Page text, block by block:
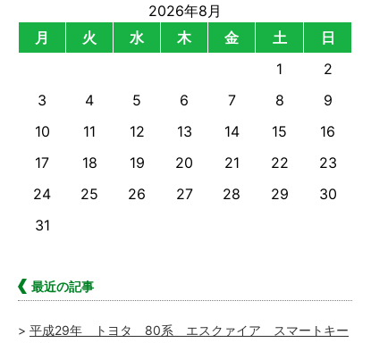
2026年8月
月
火 水 木 金 土
日
1
2
3
4 5 6 7 8
9
10
11 12 13 14 15
16
17
18 19 20 21 22
23
24
25 26 27 28 29
30
31
最近の記事
平成29年 トヨタ 80系 エスクァイア スマートキー